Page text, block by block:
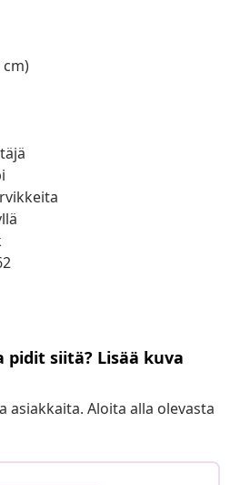
cm)
siitä? Lisää kuva
asiakkaita. Aloita alla olevasta